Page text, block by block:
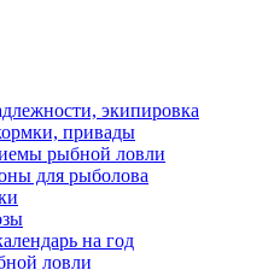
экипировка
привады
рыбной ловли
для рыболова
на год
ловли